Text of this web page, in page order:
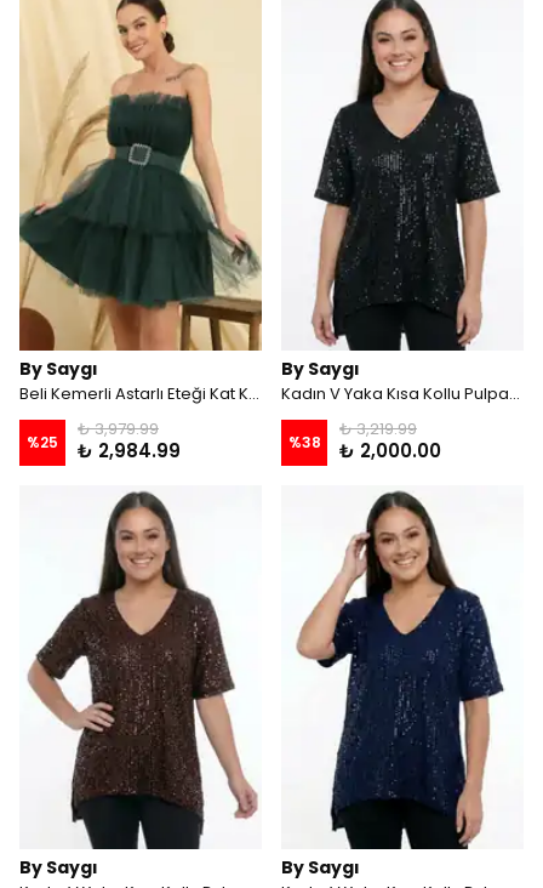
By Saygı
Beli Kemerli Astarlı Eteği Kat Kat Tül Elbise - Zümrüt
%25
₺ 3,979.99
₺ 2,984.99
By Saygı
Kadın V Yaka Kısa Kollu Pulpayet Büyük Beden Bluz - Siyah
%38
₺ 3,219.99
₺ 2,000.00
By Saygı By Saygı